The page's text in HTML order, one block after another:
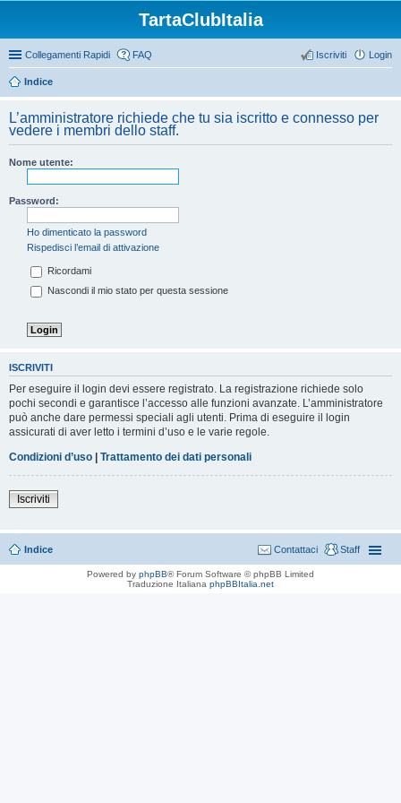
TartaClubItalia
Collegamenti Rapidi FAQ Login
Iscriviti
Indice
L’amministratore richiede che tu sia iscritto e connesso per
vedere i membri dello staff.
Nome utente:
Password:
Ho dimenticato la password
Rispedisci l’email di attivazione
Ricordami
Nascondi il mio stato per questa sessione
ISCRIVITI
Per eseguire il login devi essere registrato. La registrazione richiede solo
pochi secondi e garantisce l’accesso alle funzioni avanzate. L’amministratore
può anche dare permessi speciali agli utenti. Prima di eseguire il login
assicurati di aver letto i termini d’uso e le varie regole.
Condizioni d’uso | Trattamento dei dati personali
Iscriviti
Indice Staff
Contattaci
Powered by phpBB® Forum Software © phpBB Limited
Traduzione Italiana phpBBItalia.net